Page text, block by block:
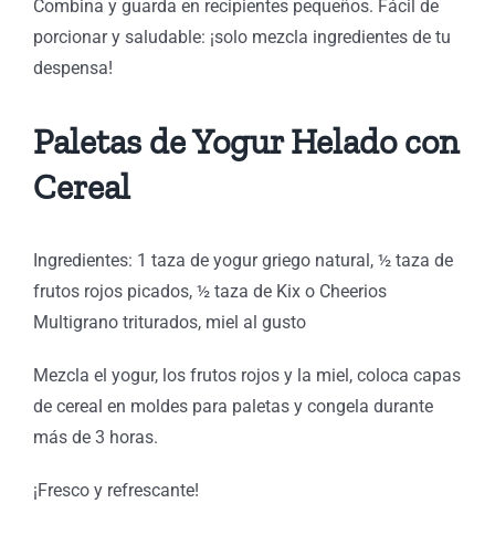
Combina y guarda en recipientes pequeños. Fácil de
porcionar y saludable: ¡solo mezcla ingredientes de tu
despensa!
Paletas de Yogur Helado con
Cereal
Ingredientes: 1 taza de yogur griego natural, ½ taza de
frutos rojos picados, ½ taza de Kix o Cheerios
Multigrano triturados, miel al gusto
Mezcla el yogur, los frutos rojos y la miel, coloca capas
de cereal en moldes para paletas y congela durante
más de 3 horas.
¡Fresco y refrescante!